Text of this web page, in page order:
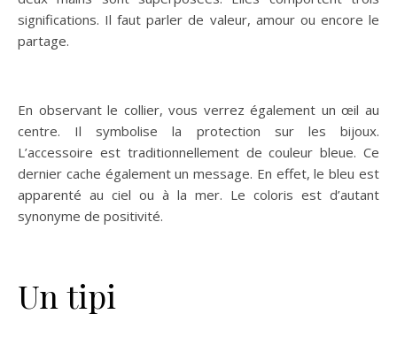
significations. Il faut parler de valeur, amour ou encore le
partage.
En observant le collier, vous verrez également un œil au
centre. Il symbolise la protection sur les bijoux.
L’accessoire est traditionnellement de couleur bleue. Ce
dernier cache également un message. En effet, le bleu est
apparenté au ciel ou à la mer. Le coloris est d’autant
synonyme de positivité.
Un tipi